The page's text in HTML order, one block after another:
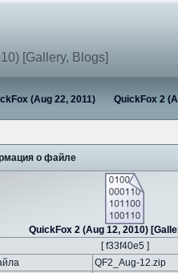
[Gallery, Blogs]
(Aug 22, 2011) QuickFox 2
о файле
QuickFox 2 (Aug 12, 2010)
[ f33f40e5 ]
QF2_Aug-12.zip